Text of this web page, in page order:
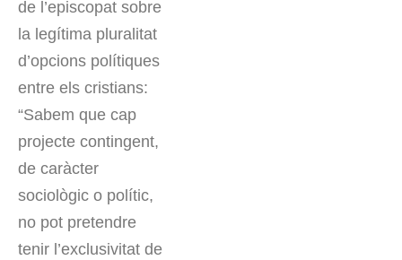
de l’episcopat sobre
la legítima pluralitat
d’opcions polítiques
entre els cristians:
“Sabem que cap
projecte contingent,
de caràcter
sociològic o polític,
no pot pretendre
tenir l’exclusivitat de